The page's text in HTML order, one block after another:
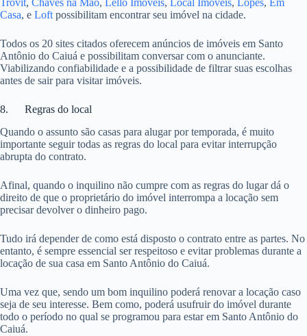
Trovit, Chaves na Mão, Lello Imóveis, Local Imóveis, Lopes, Em
Casa, e Loft possibilitam encontrar seu imóvel na cidade.
Todos os 20 sites citados oferecem anúncios de imóveis em Santo
Antônio do Caiuá e possibilitam conversar com o anunciante.
Viabilizando confiabilidade e a possibilidade de filtrar suas escolhas
antes de sair para visitar imóveis.
8. Regras do local
Quando o assunto são casas para alugar por temporada, é muito
importante seguir todas as regras do local para evitar interrupção
abrupta do contrato.
Afinal, quando o inquilino não cumpre com as regras do lugar dá o
direito de que o proprietário do imóvel interrompa a locação sem
precisar devolver o dinheiro pago.
Tudo irá depender de como está disposto o contrato entre as partes. No
entanto, é sempre essencial ser respeitoso e evitar problemas durante a
locação de sua casa em Santo Antônio do Caiuá.
Uma vez que, sendo um bom inquilino poderá renovar a locação caso
seja de seu interesse. Bem como, poderá usufruir do imóvel durante
todo o período no qual se programou para estar em Santo Antônio do
Caiuá.